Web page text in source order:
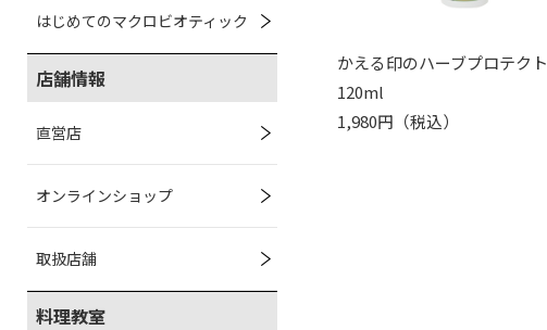
はじめてのマクロビオティック
店舗情報
直営店
オンラインショップ
取扱店舗
料理教室
かえる印のハーブプロテクト
120ml
1,980円（税込）